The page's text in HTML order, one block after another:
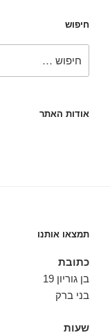
חיפוש
אודות האתר
תמצאו אותנו
כתובת
בן גוריון 19
בני ברק
שעות